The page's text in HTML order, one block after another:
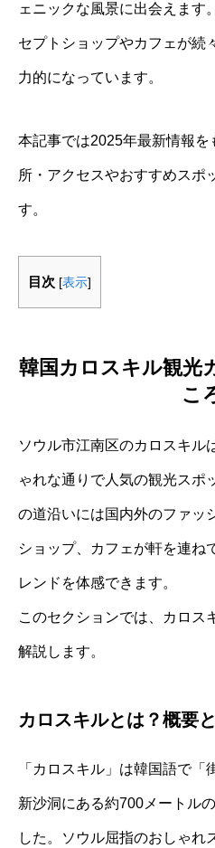
ェニックな風景に出会えます
セプトショップやカフェが続
力的になっています。
本記事では2025年最新情報
所・アクセスやおすすめスポ
す。
目次 [表示]
韓国カロスキル観光
こ
ソウル市江南区のカロスキル
ゃれな通りで人気の観光スポ
の道沿いには国内外のファッ
ショップ、カフェが軒を連ね
レンドを体感できます。
このセクションでは、カロス
解説します。
カロスキルとは？概要
「カロスキル」は韓国語で「
新沙洞にある約700メートル
した。ソウル屈指のおしゃれ